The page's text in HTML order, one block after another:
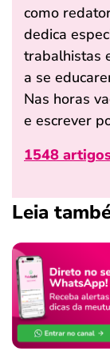
como
dedica
trabalhistas
a se
Nas horas
e escrever
1548
Leia